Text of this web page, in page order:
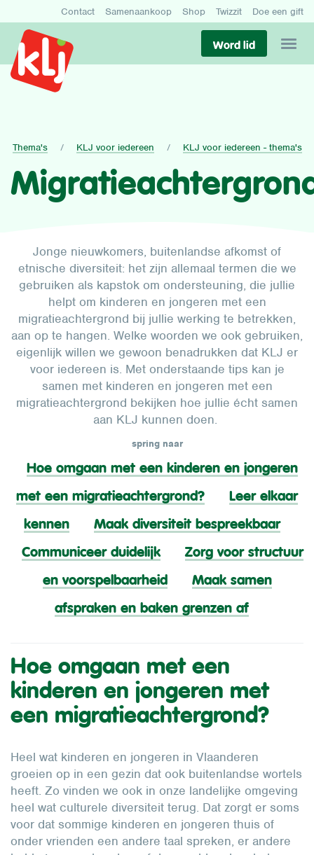
Contact Samenaankoop Shop Twizzit Doe een gift
Word lid
Thema's KLJ voor iedereen KLJ voor iedereen - thema's
Jonge nieuwkomers, buitenlandse afkomst of
etnische diversiteit: het zijn allemaal termen die we
gebruiken als kapstok om ondersteuning, die jullie
helpt om kinderen en jongeren met een
migratieachtergrond bij jullie werking te betrekken,
aan op te hangen. Welke woorden we ook gebruiken,
eigenlijk willen we gewoon benadrukken dat KLJ er
voor iedereen is. Met onderstaande tips kan je
samen met kinderen en jongeren met een
migratieachtergrond bekijken hoe jullie écht samen
aan KLJ kunnen doen.
spring naar
Hoe omgaan met een kinderen en jongeren
met een migratieachtergrond?
Leer elkaar
kennen
Maak diversiteit bespreekbaar
Communiceer duidelijk
Zorg voor structuur
en voorspelbaarheid
Maak samen
afspraken en baken grenzen af
Hoe omgaan met een
kinderen en jongeren met
een migratieachtergrond?
Heel wat kinderen en jongeren in Vlaanderen
groeien op in een gezin dat ook buitenlandse wortels
heeft. Zo vinden we ook in onze landelijke omgeving
heel wat culturele diversiteit terug. Dat zorgt er soms
voor dat sommige kinderen en jongeren thuis of
onder vrienden een andere taal spreken, er andere